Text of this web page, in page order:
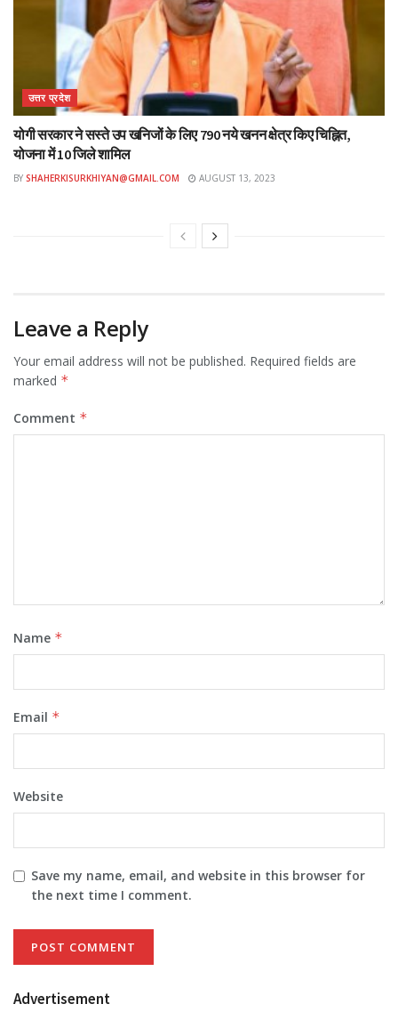
उत्तर प्रदेश
योगी सरकार ने सस्ते उप खनिजों के लिए 790 नये खनन क्षेत्र किए चिह्नित,
योजना में 10 जिले शामिल
BY SHAHERKISURKHIYAN@GMAIL.COM AUGUST 13, 2023
Leave a Reply
Your email address will not be published. Required fields are
marked *
Comment *
Name *
Email *
Website
Save my name, email, and website in this browser for
the next time I comment.
Advertisement